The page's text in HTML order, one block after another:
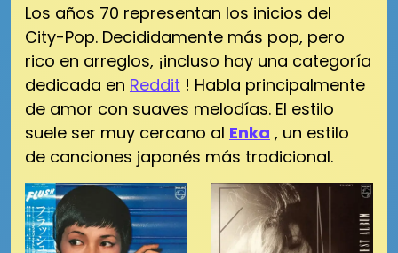
Los años 70 representan los inicios del
City-Pop. Decididamente más pop, pero
rico en arreglos, ¡incluso hay una categoría
dedicada en Reddit ! Habla principalmente
de amor con suaves melodías. El estilo
suele ser muy cercano al Enka , un estilo
de canciones japonés más tradicional.